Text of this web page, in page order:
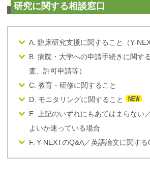
研究に関する相談窓口
A. 臨床研究支援に関すること（Y-
B. 病院・大学への申請手続きに関す
査、許可申請等）
C. 教育・研修に関すること
D. モニタリングに関すること
E. 上記のいずれにもあてはまらない
よいか迷っている場合
F. Y-NEXTのQ&A／英語論文に関する